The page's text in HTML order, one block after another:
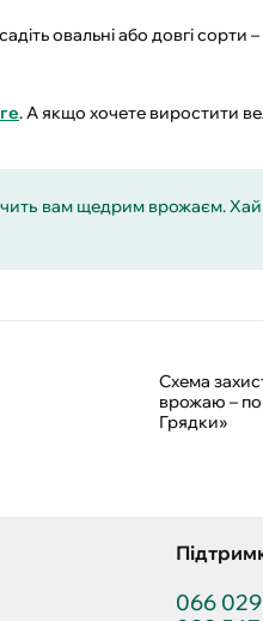
овальні або довгі сорти –
. А якщо хочете виростити
вам щедрим врожаєм.
Схема
врожаю –
Грядки»
066